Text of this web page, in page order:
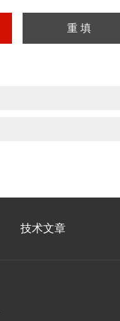
技术文章